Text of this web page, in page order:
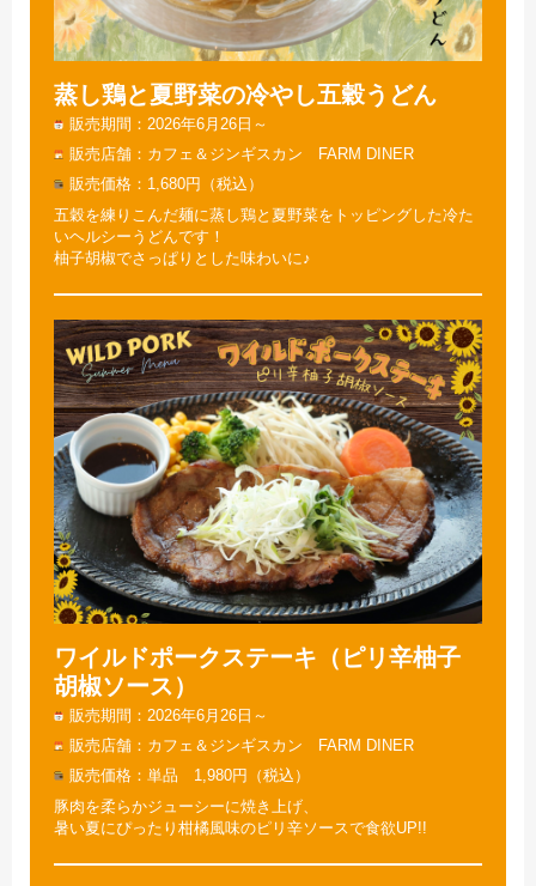
蒸し鶏と夏野菜の冷やし五穀うどん
販売期間
2026年6月26日～
販売店舗
カフェ＆ジンギスカン FARM DINER
販売価格
1,680円（税込）
五穀を練りこんだ麺に蒸し鶏と夏野菜をトッピングした冷た
いヘルシーうどんです！
柚子胡椒でさっぱりとした味わいに♪
ワイルドポークステーキ（ピリ辛柚子
胡椒ソース）
販売期間
2026年6月26日～
販売店舗
カフェ＆ジンギスカン FARM DINER
販売価格
単品 1,980円（税込）
豚肉を柔らかジューシーに焼き上げ、
暑い夏にぴったり柑橘風味のピリ辛ソースで食欲UP!!